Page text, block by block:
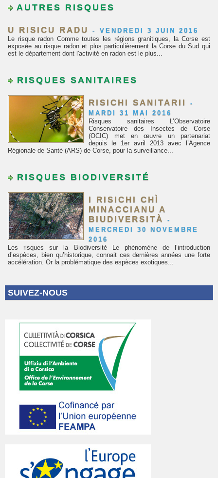
AUTRES RISQUES
U RISICU RADU -
VENDREDI 3 JUIN 2016
Le risque radon Comme toutes les régions granitiques, la Corse est
exposée au risque radon et plus particulièrement la Corse du Sud qui
est le département dont l'activité en radon est le plus...
RISQUES SANITAIRES
RISICHI SANITARII
-
MARDI 31 MAI 2016
Risques sanitaires L’Observatoire
Conservatoire des Insectes de Corse
(OCIC) met en œuvre un partenariat
depuis le 1er avril 2013 avec l’Agence
Régionale de Santé (ARS) de Corse, pour la surveillance...
RISQUES BIODIVERSITÉ
I RISICHI CHÌ
MINACCIANU A
BIUDIVERSITÀ
-
MERCREDI 30 NOVEMBRE
2016
Les risques sur la Biodiversité Le phénomène de l’introduction
d’espèces, bien qu’historique, connait ces dernières années une forte
accélération. Or la problématique des espèces exotiques...
SUIVEZ-NOUS